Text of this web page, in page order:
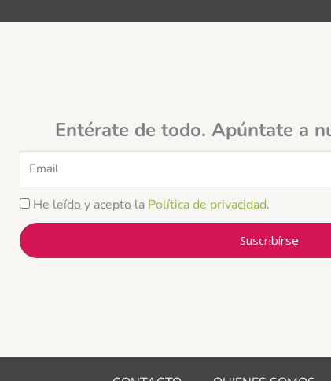
Entérate de todo. Apúntate a
Email
He leído y acepto la Política de privacidad.
Suscribírse